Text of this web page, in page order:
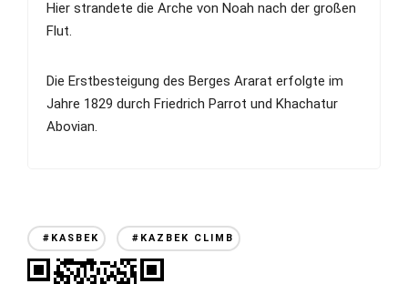
Hier strandete die Arche von Noah nach der großen
Flut.
Die Erstbesteigung des Berges Ararat erfolgte im
Jahre 1829 durch Friedrich Parrot und Khachatur
Abovian.
#KASBEK #KAZBEK CLIMB